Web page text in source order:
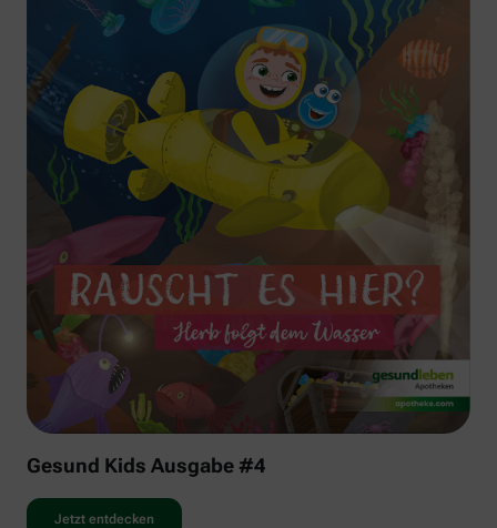
Gesund Kids Ausgabe #4
Jetzt entdecken